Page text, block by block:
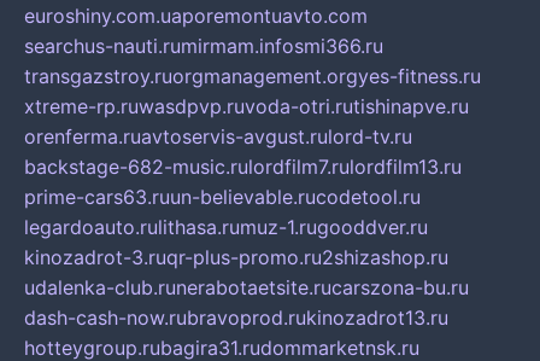
euroshiny.com.uaporemontuavto.com
searchus-nauti.rumirmam.infosmi366.ru
transgazstroy.ruorgmanagement.orgyes-fitness.ru
xtreme-rp.ruwasdpvp.ruvoda-otri.rutishinapve.ru
orenferma.ruavtoservis-avgust.rulord-tv.ru
backstage-682-music.rulordfilm7.rulordfilm13.ru
prime-cars63.ruun-believable.rucodetool.ru
legardoauto.rulithasa.rumuz-1.rugooddver.ru
kinozadrot-3.ruqr-plus-promo.ru2shizashop.ru
udalenka-club.runerabotaetsite.rucarszona-bu.ru
dash-cash-now.rubravoprod.rukinozadrot13.ru
hotteygroup.rubagira31.rudommarketnsk.ru